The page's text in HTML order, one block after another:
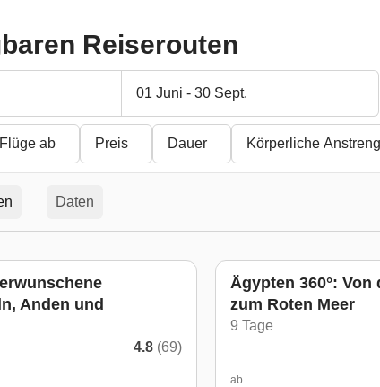
Reiserouten
01 Juni - 30 Sept.
Flüge ab Preis Dauer Körperliche
Daten
Anden und
4.8 (69)
Ägypten 360°:
zum Roten Meer
9 Tage
ab